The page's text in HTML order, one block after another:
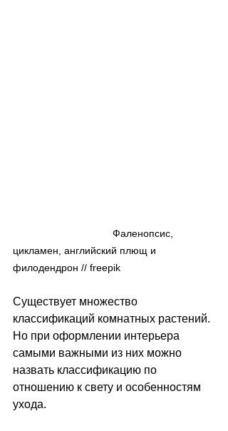
цикламен, английский плющ и
филодендрон // freepik
Существует множество
классификаций комнатных растений.
Но при оформлении интерьера
самыми важными из них можно
назвать классификацию по
отношению к свету и особенностям
ухода.